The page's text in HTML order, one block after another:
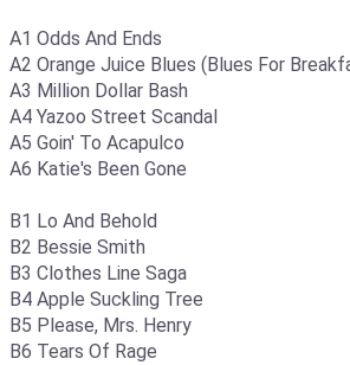
A1 Odds And Ends
A2 Orange Juice Blues (Blues For
A3 Million Dollar Bash
A4 Yazoo Street Scandal
A5 Goin' To Acapulco
A6 Katie's Been Gone
B1 Lo And Behold
B2 Bessie Smith
B3 Clothes Line Saga
B4 Apple Suckling Tree
B5 Please, Mrs. Henry
B6 Tears Of Rage